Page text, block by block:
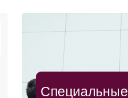
Специальные